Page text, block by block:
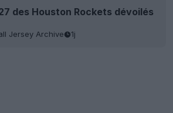
des Houston Rockets dévoilés
Jersey Archive 1j